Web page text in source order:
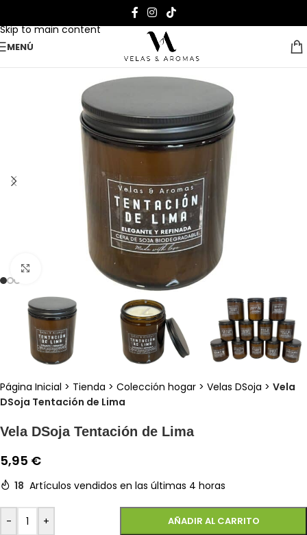
Skip to main content
MENÚ
Clic para ampliar
Página Inicial > Tienda > Colección hogar > Velas DSoja > Vela
DSoja Tentación de Lima
Vela DSoja Tentación de Lima
5,95 €
18 Artículos vendidos en las últimas 4 horas
- + AÑADIR AL CARRITO